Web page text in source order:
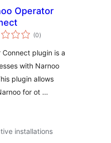
Operator
(0total
ratings
)
plugin is a
with Narnoo
plugin allows
for ot …
installations